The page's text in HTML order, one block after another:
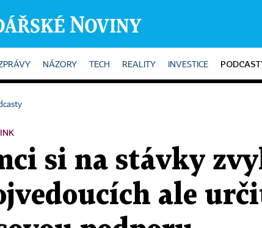
NÁZORY TECH REALITY INVESTICE
si na stávky
ale